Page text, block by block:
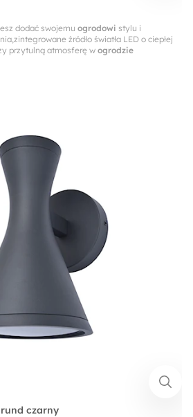
dodać swojemu ogrodowi stylu i
źródło światła LED o ciepłej
przytulną atmosferę w ogrodzie
czarny